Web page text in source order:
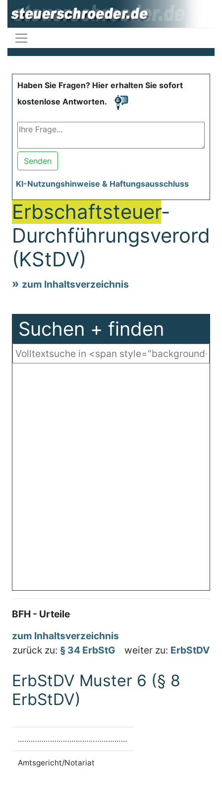
Haben Sie Fragen? Hier erhalten Sie sofort
kostenlose Antworten.
Senden
KI-Nutzungshinweise & Haftungsausschluss
Erbschaftsteuer-
(KStDV)
zum Inhaltsverzeichnis
Suchen + finden
BFH - Urteile
zum Inhaltsverzeichnis
zurück zu: § 34 ErbStG weiter zu: ErbStDV
ErbStDV Muster 6 (§ 8
ErbStDV)
……………………………………………
Amtsgericht/Notariat